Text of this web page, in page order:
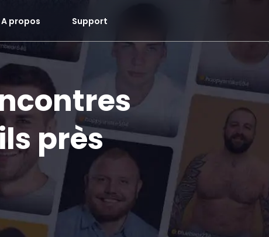
A propos Support
près